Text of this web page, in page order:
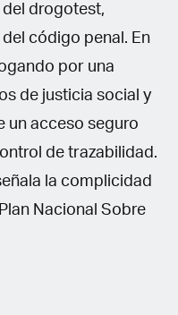
drogotest,
código penal. En
por una
de justicia social y
un acceso seguro
de trazabilidad.
la complicidad
Nacional Sobre